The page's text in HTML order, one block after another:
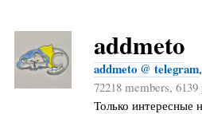
addmeto
addmeto @ telegram,
72218 members, 6139
Только интересные